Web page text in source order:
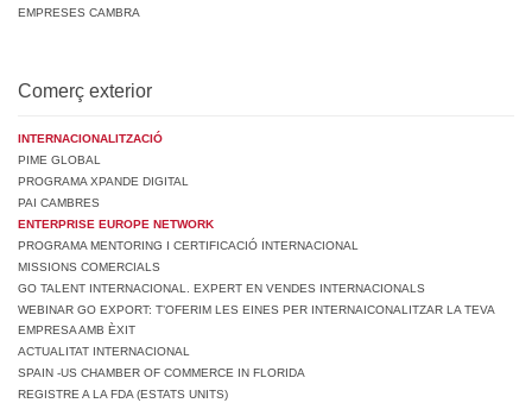
EMPRESES CAMBRA
Comerç exterior
INTERNACIONALITZACIÓ
PIME GLOBAL
PROGRAMA XPANDE DIGITAL
PAI CAMBRES
ENTERPRISE EUROPE NETWORK
PROGRAMA MENTORING I CERTIFICACIÓ INTERNACIONAL
MISSIONS COMERCIALS
GO TALENT INTERNACIONAL. EXPERT EN VENDES INTERNACIONALS
WEBINAR GO EXPORT: T’OFERIM LES EINES PER INTERNAICONALITZAR LA TEVA
EMPRESA AMB ÈXIT
ACTUALITAT INTERNACIONAL
SPAIN -US CHAMBER OF COMMERCE IN FLORIDA
REGISTRE A LA FDA (ESTATS UNITS)